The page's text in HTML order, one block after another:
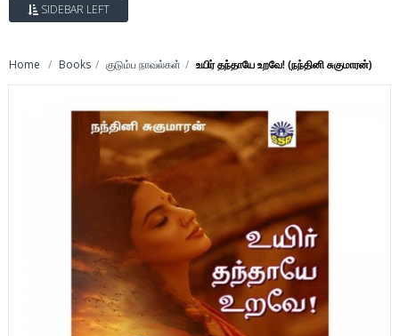
SIDEBAR LEFT
Home Books குடும்ப நாவல்கள் உயிர் தந்தாயே உறவே! (நந்தினி சுகுமாரன்)